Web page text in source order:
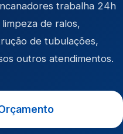
trabalha 24h
de ralos,
de tubulações,
outros atendimentos.